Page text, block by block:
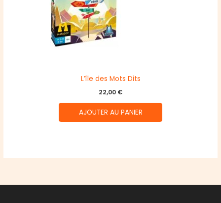
L’île des Mots Dits
22,00 €
AJOUTER AU PANIER